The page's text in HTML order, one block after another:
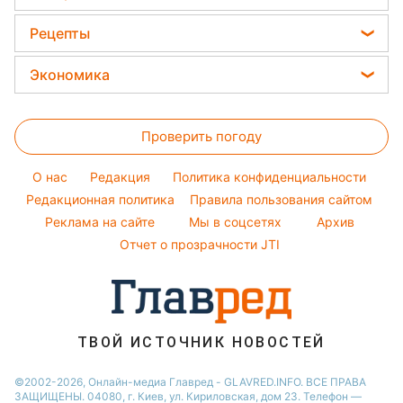
Новости Одессы
Новости Харькова
Погода на завтра
Женские стрижки
Окрашивание волос
Красивый маникюр
Алла Пугачева
Максим Галкин
Настя Каменских
София Ротару
Ольга Сумская
Филипп Киркоров
Елена Зеленская
Головоломки
Тесты по картинке
Оптические иллюзии
Народные приметы
Все о шоу-бизнесе
Рецепты
Закуски
Салаты
Простые блюда
Легкие десерты
Напитки
Праздничное меню
Экономика
Денежная помощь
Тарифы
Курс валют
Проверить погоду
O нас Редакция
Политика конфиденциальности
Редакционная политика
Правила пользования сайтом
Реклама на сайте
Мы в соцсетях
Архив
Отчет о прозрачности JTI
ТВОЙ ИСТОЧНИК НОВОСТЕЙ
©2002-2026, Онлайн-медиа Главред - GLAVRED.INFO. ВСЕ ПРАВА
ЗАЩИЩЕНЫ. 04080, г. Киев, ул. Кириловская, дом 23. Телефон —